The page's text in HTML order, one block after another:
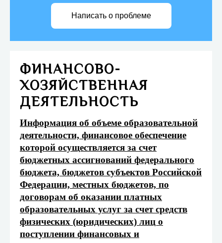
Написать о проблеме
ФИНАНСОВО-
ХОЗЯЙСТВЕННАЯ
ДЕЯТЕЛЬНОСТЬ
Информация об объеме образовательной
деятельности, финансовое обеспечение
которой осуществляется за счет
бюджетных ассигнований федерального
бюджета, бюджетов субъектов Российской
Федерации, местных бюджетов, по
договорам об оказании платных
образовательных услуг за счет средств
физических (юридических) лиц о
поступлении финансовых и